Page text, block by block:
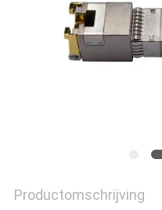
PRIVACYBELEID
Productomschrijving